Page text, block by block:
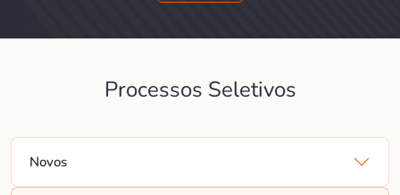
Processos Seletivos
Novos